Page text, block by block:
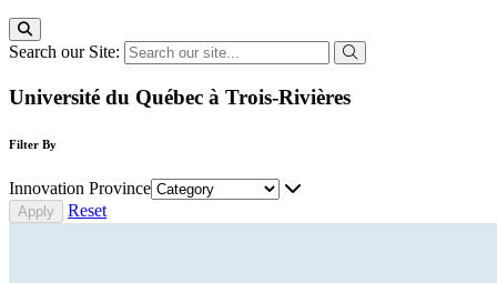
Search our Site:
Université du Québec à Trois-Rivières
Filter By
Innovation Province
Reset